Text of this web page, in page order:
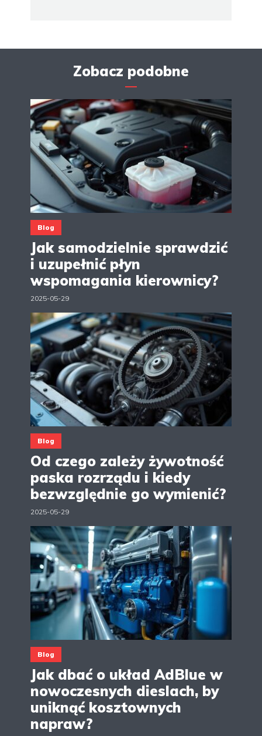
Zobacz podobne
Blog
Jak samodzielnie sprawdzić
i uzupełnić płyn
wspomagania kierownicy?
2025-05-29
Blog
Od czego zależy żywotność
paska rozrządu i kiedy
bezwzględnie go wymienić?
2025-05-29
Blog
Jak dbać o układ AdBlue w
nowoczesnych dieslach, by
uniknąć kosztownych
napraw?